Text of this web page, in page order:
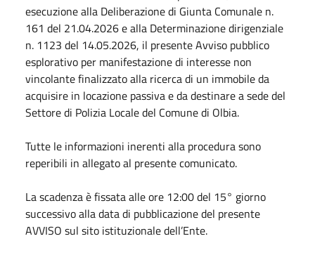
esecuzione alla Deliberazione di Giunta Comunale n.
161 del 21.04.2026 e alla Determinazione dirigenziale
n. 1123 del 14.05.2026, il presente Avviso pubblico
esplorativo per manifestazione di interesse non
vincolante finalizzato alla ricerca di un immobile da
acquisire in locazione passiva e da destinare a sede del
Settore di Polizia Locale del Comune di Olbia.
Tutte le informazioni inerenti alla procedura sono
reperibili in allegato al presente comunicato.
La scadenza è fissata alle ore 12:00 del 15° giorno
successivo alla data di pubblicazione del presente
AVVISO sul sito istituzionale dell’Ente.